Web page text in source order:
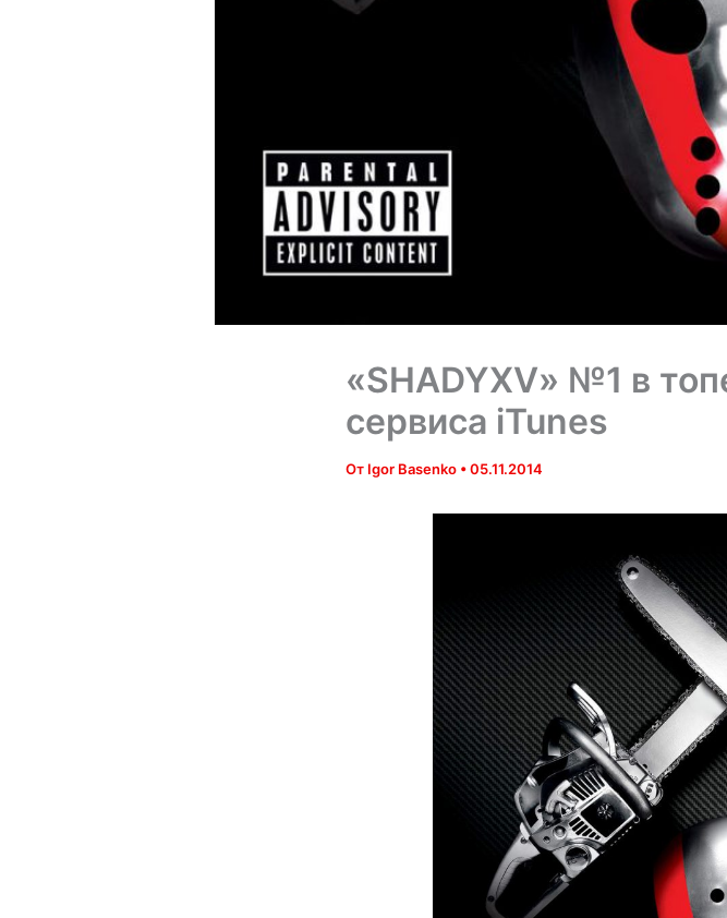
«SHADYXV» №1 в
сервиса iTunes
От Igor Basenko •05.11.2014